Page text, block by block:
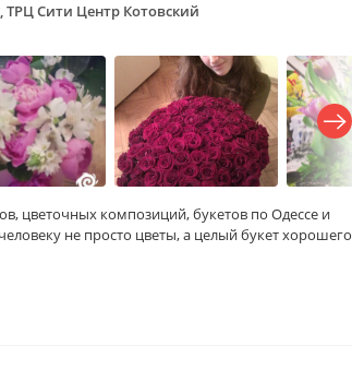
ТРЦ Сити Центр Котовский
цветочных композиций, букетов по Одессе и
не просто цветы, а целый букет хорошего